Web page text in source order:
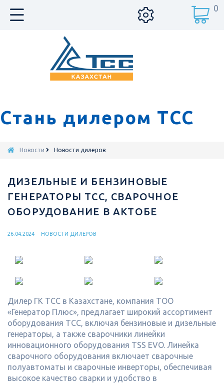
Стань дилером ТСС
0
Новости Новости дилеров
ДИЗЕЛЬНЫЕ И БЕНЗИНОВЫЕ
ГЕНЕРАТОРЫ ТСС, СВАРОЧНОЕ
ОБОРУДОВАНИЕ В АКТОБЕ
26.04.2024 НОВОСТИ ДИЛЕРОВ
Дилер ГК ТСС в Казахстане, компания ТОО
«Генератор Плюс», предлагает широкий ассортимент
оборудования ТСС, включая бензиновые и дизельные
генераторы, а также сварочники линейки
инновационного оборудования TSS EVO. Линейка
сварочного оборудования включает сварочные
полуавтоматы и сварочные инверторы, обеспечивая
высокое качество сварки и удобство в